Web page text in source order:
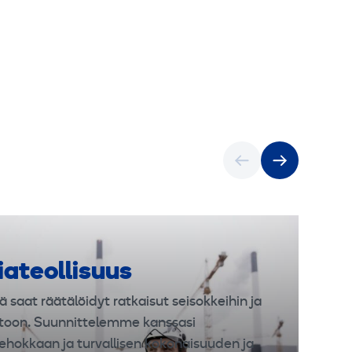
saat räätälöidyt ratkaisut seisokkeihin ja
Suunnittelemme kanssasi
ja turvallisen kokonaisuuden ja